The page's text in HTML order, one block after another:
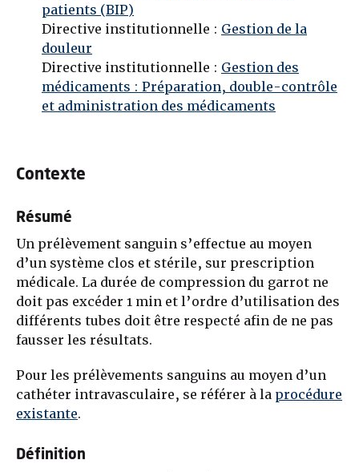
patients (BIP)
Directive institutionnelle : Gestion de la
douleur
Directive institutionnelle : Gestion des
médicaments : Préparation, double-contrôle
et administration des médicaments
Contexte
Résumé
Un prélèvement sanguin s’effectue au moyen
d’un système clos et stérile, sur prescription
médicale. La durée de compression du garrot ne
doit pas excéder 1 min et l’ordre d’utilisation des
différents tubes doit être respecté afin de ne pas
fausser les résultats.
Pour les prélèvements sanguins au moyen d’un
cathéter intravasculaire, se référer à la procédure
existante.
Définition